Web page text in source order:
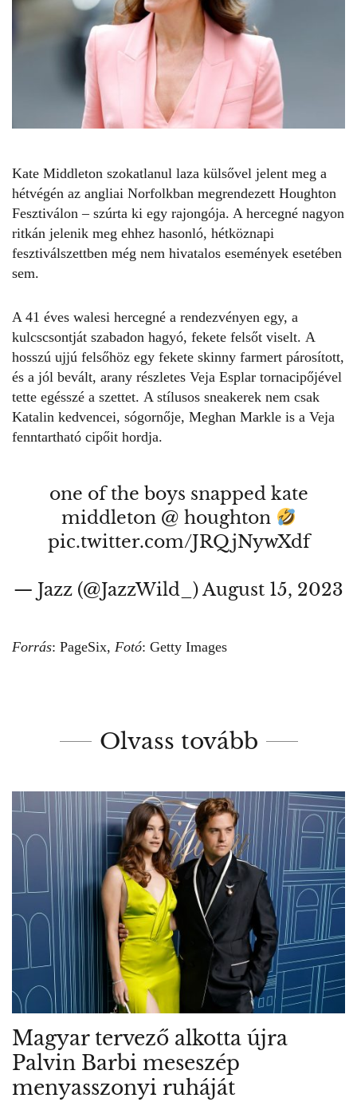
Kate Middleton szokatlanul laza külsővel jelent meg a
hétvégén az angliai Norfolkban megrendezett Houghton
Fesztiválon – szúrta ki egy rajongója. A hercegné nagyon
ritkán jelenik meg ehhez hasonló, hétköznapi
fesztiválszettben még nem hivatalos események esetében
sem.
A 41 éves walesi hercegné a rendezvényen egy, a
kulcscsontját szabadon hagyó, fekete felsőt viselt. A
hosszú ujjú felsőhöz egy fekete skinny farmert párosított,
és a jól bevált, arany részletes Veja Esplar tornacipőjével
tette egésszé a szettet. A stílusos sneakerek nem csak
Katalin kedvencei, sógornője, Meghan Markle is a Veja
fenntartható cipőit hordja.
one of the boys snapped kate
middleton @ houghton
pic.twitter.com/JRQjNywXdf
— Jazz (@JazzWild_)August 15, 2023
Forrás: PageSix, Fotó: Getty Images
Olvass tovább
Magyar tervező alkotta újra
Palvin Barbi meseszép
menyasszonyi ruháját